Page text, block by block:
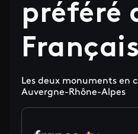
préféré
Les deux monuments en
Auvergne-Rhône-Alpes